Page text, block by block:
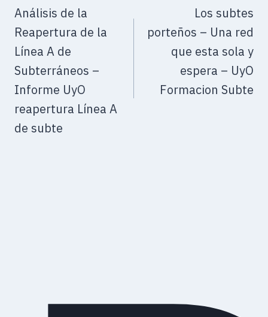
Análisis de la
Reapertura de la
Línea A de
Subterráneos –
Informe UyO
reapertura Línea A
de subte
Los subtes
porteños – Una red
que esta sola y
espera – UyO
Formacion Subte